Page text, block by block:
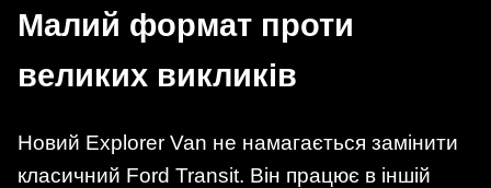
Малий формат проти
великих викликів
Новий Explorer Van не намагається замінити
класичний Ford Transit. Він працює в іншій